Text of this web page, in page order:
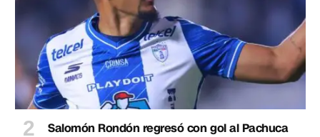
Salomón Rondón regresó con gol al Pachuca